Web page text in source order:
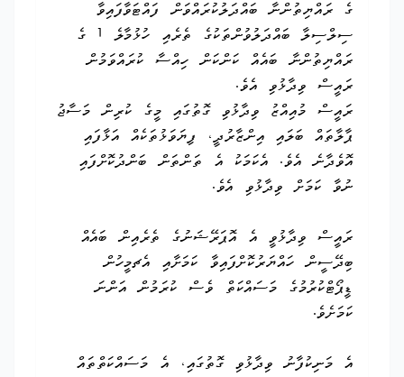
ގެ ރައްޔިތުންނާ ބައްދަލުކުރައްވަން ފައްޓަވާފައިވާ
ސިލްސިލާ ބައްދަލުވުންތަކުގެ ތެރެއި ހުޅުމާލެ 1 ގެ
ރައްޔިތުންނާ ބައެއް ކަންކަން ހިއްސާ ކުރައްވަމުން
ރައީސް ވިދާޅުވި އެވެ.
ރައީސް މުއިއްޒު ވިދާޅުވި ގޮތުގައި މީގެ ކުރިން މަސާޖު
ޕާލާތައް ބަލައި އިންޒާރުދީ، ފިޔަވަޅުތަކެއް އަޅާފައި
އޮވެދާނެ އެވެ. އެކަމަކު އެ ތަންތަން ބަންދުކޮށްފައި
ނުވާ ކަމަށް ވިދާޅުވި އެވެ.
ރައީސް ވިދާޅުވީ އެ އޮޕަރޭޝަނުގެ ތެރެއިން ބައެއް
ބިދޭސީން ހައްޔަރުކޮށްފައިވާ ކަމަށާއި އެޗމީހުން
ޑީޕޯޓްކުރުމުގެ މަސައްކަތް ވެސް ކުރަމުން އަންނަ
ކަމަށެވެ.
އެ މަނިކުފާނު ވިދާޅުވި ގޮތުގައި، އެ މަސައްކަތްތައް